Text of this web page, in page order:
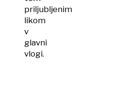
priljubljenim
likom
v
glavni
vlogi.